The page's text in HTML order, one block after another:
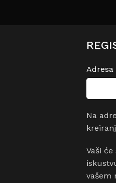
Adresa
Na
Vaši
vašem